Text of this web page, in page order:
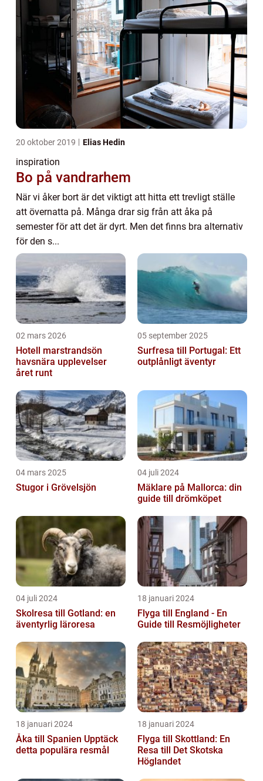
20 oktober 2019 Elias Hedin
inspiration
Bo på vandrarhem
När vi åker bort är det viktigt att hitta ett trevligt ställe
att övernatta på. Många drar sig från att åka på
semester för att det är dyrt. Men det finns bra alternativ
för den s...
02 mars 2026
Hotell marstrandsön
havsnära upplevelser
året runt
05 september 2025
Surfresa till Portugal: Ett
outplånligt äventyr
04 mars 2025
Stugor i Grövelsjön
04 juli 2024
Mäklare på Mallorca: din
guide till drömköpet
04 juli 2024
Skolresa till Gotland: en
äventyrlig läroresa
18 januari 2024
Flyga till England - En
Guide till Resmöjligheter
18 januari 2024
Åka till Spanien Upptäck
detta populära resmål
18 januari 2024
Flyga till Skottland: En
Resa till Det Skotska
Höglandet